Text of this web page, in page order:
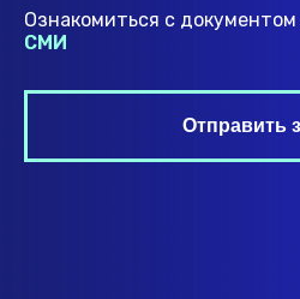
Ознакомиться с документом
СМИ
Отправить